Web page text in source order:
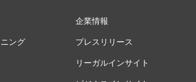
ング
企業情報
プレスリリース
リーガルインサイト